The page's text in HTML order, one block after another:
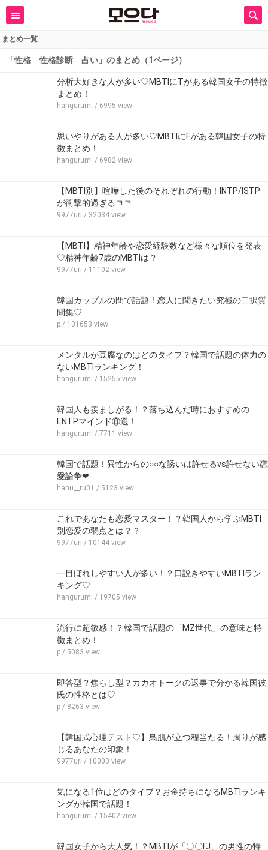
まとめ一覧
「性格 性格診断 占い」のまとめ（1ページ）
分析大好きな人が多い♡MBTIにTがある韓国女子の特徴
まとめ！
hangurumi / 6995 view
思いやりがある人が多い♡MBTIにFがある韓国女子の特
徴まとめ！
hangurumi / 6982 view
【MBTI別】喧嘩した後のそれぞれの行動！INTP/ISTP
が衝撃的過ぎるㅋㅋ
9977uri / 32034 view
【MBTI】精神年齢や恋愛経験数など様々な順位を発表
♡精神年齢7歳のMBTIは？
9977uri / 11102 view
韓国カップルの間で話題！恋人に聞きたい究極の二択質
問集♡
p / 101653 view
メンタルが豆腐なのはどのタイプ？韓国で話題の体力の
ないMBTIランキング！
hangurumi / 15255 view
韓国人も羨ましがる！？落ち込んだ時におすすめの
ENTPマインド⑧選！
hangurumi / 7711 view
韓国で話題！異性からの○○な誘いは許せるvs許せない恋
愛論争❤
hanu__ru01 / 5123 view
これであなたも恋愛マスター！？韓国人から学ぶMBTI
別恋愛の弱点とは？？
9977uri / 10144 view
一目ぼれしやすい人が多い！？口説きやすいMBTIラン
キング♡
hangurumi / 19705 view
流行に超敏感！？韓国で話題の「MZ世代」の意味と特
徴まとめ！
p / 5083 view
即答型？焦らし型？カカオトークの返事で分かる韓国彼
氏の性格とは♡
p / 8263 view
【韓国式心理テスト♡】鳥肌が立つ程当たる！周りが感
じるあなたの印象！
9977uri / 10000 view
気になる1位はどのタイプ？お金持ちになるMBTIランキ
ングが韓国で話題！
hangurumi / 15402 view
韓国女子から大人気！？MBTIが「〇〇FJ」の男性の特